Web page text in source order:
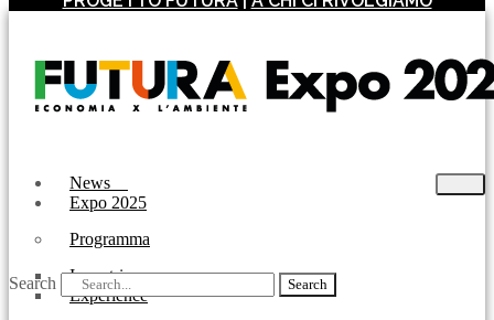
News
Expo 2025
Programma
Incontri
Experience
Search Search